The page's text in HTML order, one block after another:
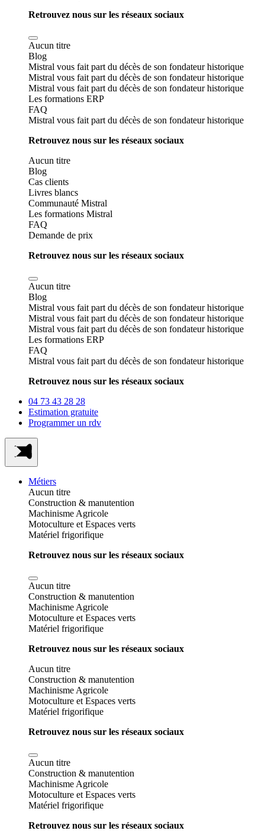
Retrouvez nous sur les réseaux sociaux
Aucun titre
Blog
Mistral vous fait part du décès de son fondateur historique
Mistral vous fait part du décès de son fondateur historique
Mistral vous fait part du décès de son fondateur historique
Les formations ERP
FAQ
Mistral vous fait part du décès de son fondateur historique
Retrouvez nous sur les réseaux sociaux
Aucun titre
Blog
Cas clients
Livres blancs
Communauté Mistral
Les formations Mistral
FAQ
Demande de prix
Retrouvez nous sur les réseaux sociaux
Aucun titre
Blog
Mistral vous fait part du décès de son fondateur historique
Mistral vous fait part du décès de son fondateur historique
Mistral vous fait part du décès de son fondateur historique
Les formations ERP
FAQ
Mistral vous fait part du décès de son fondateur historique
Retrouvez nous sur les réseaux sociaux
04 73 43 28 28
Estimation gratuite
Programmer un rdv
Métiers
Aucun titre
Construction & manutention
Machinisme Agricole
Motoculture et Espaces verts
Matériel frigorifique
Retrouvez nous sur les réseaux sociaux
Aucun titre
Construction & manutention
Machinisme Agricole
Motoculture et Espaces verts
Matériel frigorifique
Retrouvez nous sur les réseaux sociaux
Aucun titre
Construction & manutention
Machinisme Agricole
Motoculture et Espaces verts
Matériel frigorifique
Retrouvez nous sur les réseaux sociaux
Aucun titre
Construction & manutention
Machinisme Agricole
Motoculture et Espaces verts
Matériel frigorifique
Retrouvez nous sur les réseaux sociaux